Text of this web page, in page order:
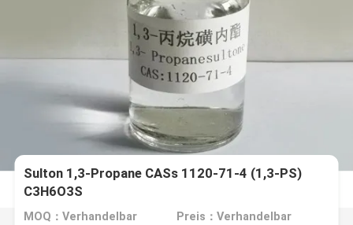
Sulton 1,3-Propane CASs 1120-71-4 (1,3-PS)
C3H6O3S
MOQ：Verhandelbar Preis：Verhandelbar